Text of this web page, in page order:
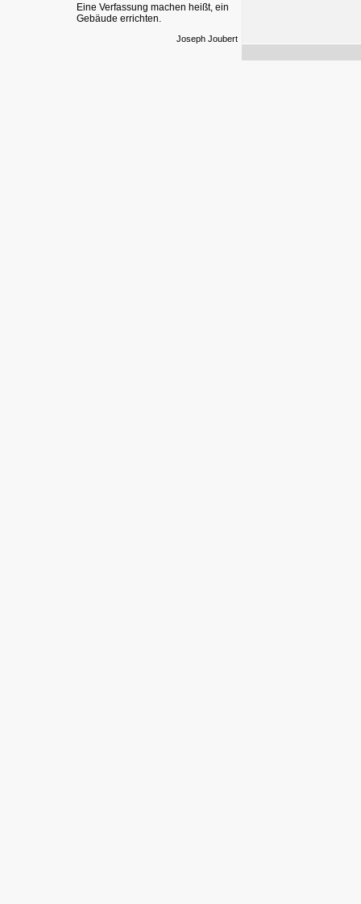
Eine Verfassung machen heißt, ein
Gebäude errichten.
Joseph Joubert